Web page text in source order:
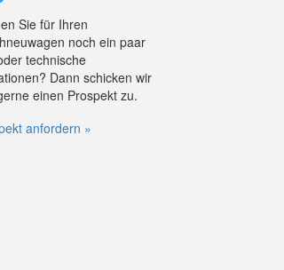
Sie für Ihren
noch ein paar
technische
Dann schicken wir
einen Prospekt zu.
anfordern »